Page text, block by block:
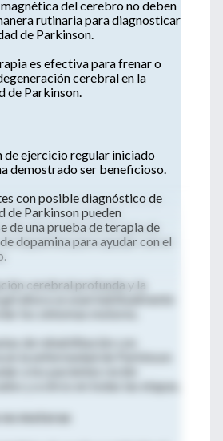
del cerebro no deben
rutinaria para diagnosticar
de Parkinson.
es efectiva para frenar o
cerebral en la
de Parkinson.
de ejercicio regular iniciado
demostrado ser beneficioso.
con posible diagnóstico de
de Parkinson pueden
de una prueba de terapia de
dopamina para ayudar con el
cerebral profunda y la
gel ahora se usan habitualmente
de rehabilitación con
en la enfermedad de Parkinson
y a otros en todas las etapas.
no motoras